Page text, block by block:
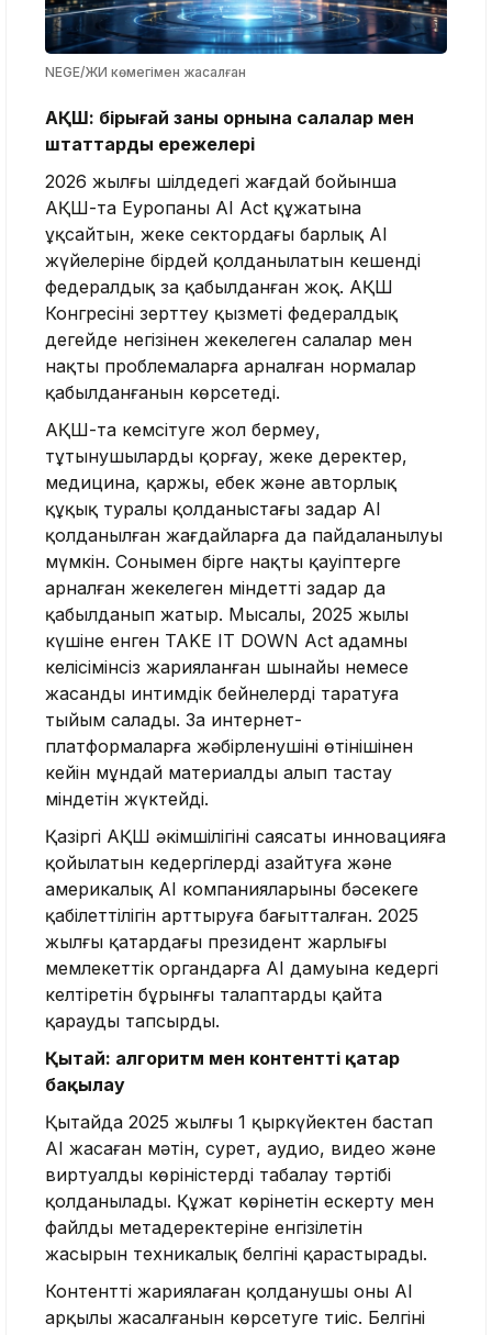
NEGE/ЖИ көмегімен жасалған
АҚШ: бірыңғай заңның орнына салалар мен
штаттардың ережелері
2026 жылғы шілдедегі жағдай бойынша
АҚШ-та Еуропаның AI Act құжатына
ұқсайтын, жеке сектордағы барлық AI
жүйелеріне бірдей қолданылатын кешенді
федералдық заң қабылданған жоқ. АҚШ
Конгресінің зерттеу қызметі федералдық
деңгейде негізінен жекелеген салалар мен
нақты проблемаларға арналған нормалар
қабылданғанын көрсетеді.
АҚШ-та кемсітуге жол бермеу,
тұтынушыларды қорғау, жеке деректер,
медицина, қаржы, еңбек және авторлық
құқық туралы қолданыстағы заңдар AI
қолданылған жағдайларға да пайдаланылуы
мүмкін. Сонымен бірге нақты қауіптерге
арналған жекелеген міндетті заңдар да
қабылданып жатыр. Мысалы, 2025 жылы
күшіне енген TAKE IT DOWN Act адамның
келісімінсіз жарияланған шынайы немесе
жасанды интимдік бейнелерді таратуға
тыйым салады. Заң интернет-
платформаларға жәбірленушінің өтінішінен
кейін мұндай материалды алып тастау
міндетін жүктейді.
Қазіргі АҚШ әкімшілігінің саясаты инновацияға
қойылатын кедергілерді азайтуға және
америкалық AI компанияларының бәсекеге
қабілеттілігін арттыруға бағытталған. 2025
жылғы қаңтардағы президент жарлығы
мемлекеттік органдарға AI дамуына кедергі
келтіретін бұрынғы талаптарды қайта
қарауды тапсырды.
Қытай: алгоритм мен контентті қатар
бақылау
Қытайда 2025 жылғы 1 қыркүйектен бастап
AI жасаған мәтін, сурет, аудио, видео және
виртуалды көріністерді таңбалау тәртібі
қолданылады. Құжат көрінетін ескерту мен
файлдың метадеректеріне енгізілетін
жасырын техникалық белгіні қарастырады.
Контентті жариялаған қолданушы оның AI
арқылы жасалғанын көрсетуге тиіс. Белгіні